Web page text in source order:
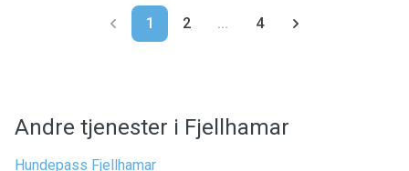
1 2 ... 4
Andre tjenester i Fjellhamar
Hundepass Fjellhamar